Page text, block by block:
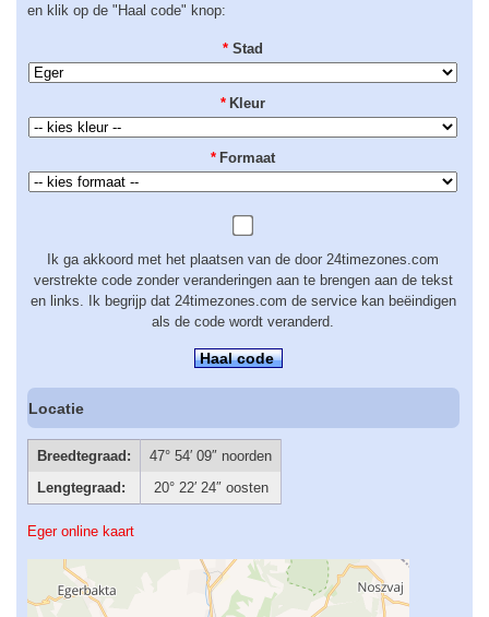
en klik op de "Haal code" knop:
* Stad
* Kleur
* Formaat
Ik ga akkoord met het plaatsen van de door 24timezones.com
verstrekte code zonder veranderingen aan te brengen aan de tekst
en links. Ik begrijp dat 24timezones.com de service kan beëindigen
als de code wordt veranderd.
Haal code
Locatie
Breedtegraad:
47° 54′ 09″ noorden
Lengtegraad:
20° 22′ 24″ oosten
Eger online kaart